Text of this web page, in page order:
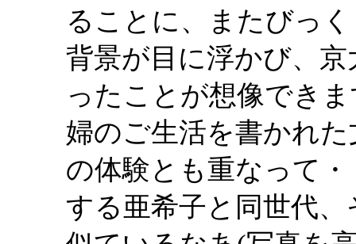
ることに、またびっ
背景が目に浮かび、
ったことが想像でき
婦のご生活を書かれ
の体験とも重なって
する亜希子と同世代